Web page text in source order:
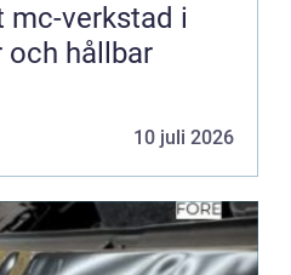
mc-verkstad i
och hållbar
10 juli 2026